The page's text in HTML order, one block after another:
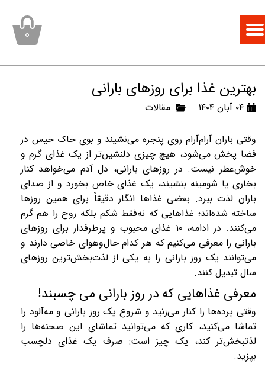
۰
بهترین غذا برای روزهای بارانی
۰۴ آبان ۱۴۰۴ مقالات
وقتی باران آرام‌آرام روی پنجره می‌نشیند و بوی خاک خیس در
فضا پخش می‌شود، هیچ چیزی دلنشین‌تر از یک غذای گرم و
خوش‌عطر نیست. در روزهای بارانی، دل آدم می‌خواهد کنار
بخاری یا شومینه بنشیند، یک غذای خاص بخورد و از صدای
باران لذت ببرد. بعضی غذاها انگار دقیقاً برای همین روزها
ساخته شده‌اند؛ غذاهایی که نه‌فقط شکم بلکه روح را هم گرم
می‌کنند. در ادامه، ۱۰ غذای محبوب و پرطرفدار برای روزهای
بارانی را معرفی می‌کنیم که هر کدام حال‌و‌هوای خاصی دارند و
می‌توانند یک روز بارانی را به یکی از لذت‌بخش‌ترین روزهای
سال تبدیل کنند.
معرفی غذاهایی که در روز بارانی می چسبند!
وقتی پرده‌ها را کنار می‌زنید و شروع یک روز بارانی و مه‌آلود را
تماشا می‌کنید، کاری که می‌توانید تماشای این صحنه‌ها را
لذتبخش‌تر کند، یک چیز است: صرف یک غذای دلچسب
بپزید.